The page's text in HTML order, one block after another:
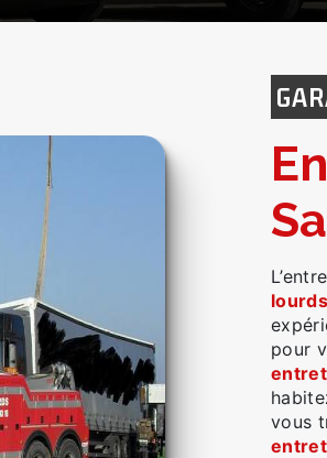
entretien poids lourds à
lourds
pour
vous